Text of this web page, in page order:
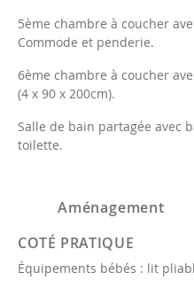
5ème chambre à coucher
Commode et penderie.
6ème chambre à coucher
(4 x 90 x 200cm).
Salle de bain partagée avec
toilette.
Aménagement
COTÉ PRATIQUE
Équipements bébés : lit